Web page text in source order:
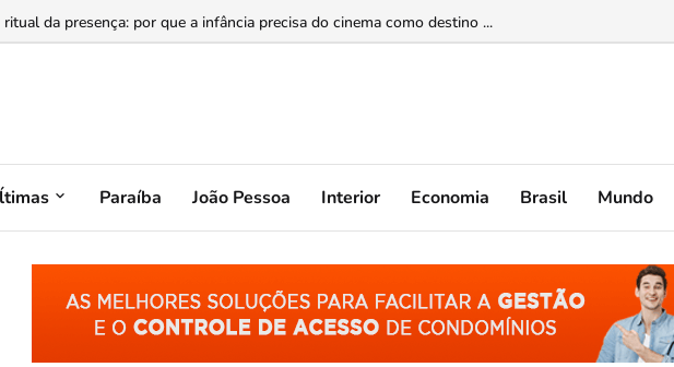
está falando?”: A corrupção sistêmica nos órgãos públicos ...
Paraíba João Pessoa Interior Economia Brasil Mundo